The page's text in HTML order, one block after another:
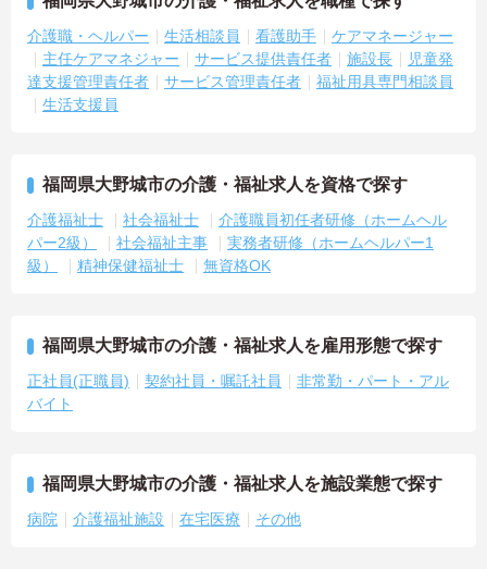
介護職・ヘルパー 生活相談員 看護助手
ケアマネージャー
主任ケアマネジャー
サービス提供責任者 施設長
児童発
達支援管理責任者
サービス管理責任者
福祉用具専門相談員
生活支援員
福岡県大野城市の介護・福祉求人を資格で探す
介護福祉士 社会福祉士
介護職員初任者研修（ホームヘル
パー2級）
社会福祉主事
実務者研修（ホームヘルパー1
級）
精神保健福祉士 無資格OK
福岡県大野城市の介護・福祉求人を雇用形態で探す
正社員(正職員) 契約社員・嘱託社員
非常勤・パート・アル
バイト
福岡県大野城市の介護・福祉求人を施設業態で探す
病院 介護福祉施設 在宅医療 その他